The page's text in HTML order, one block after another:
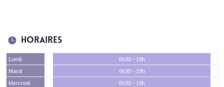
Horaires
Lundi
6h30 - 19h
Mardi
6h30 - 19h
Mercredi
6h30 - 19h